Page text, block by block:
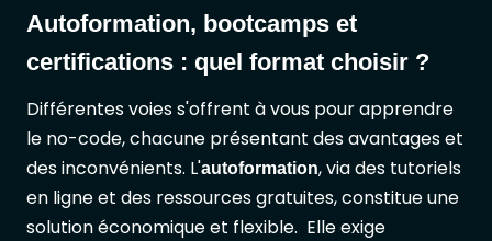
Autoformation, bootcamps et
certifications : quel format choisir ?
Différentes voies s'offrent à vous pour apprendre
le no-code, chacune présentant des avantages et
des inconvénients. L'autoformation, via des tutoriels
en ligne et des ressources gratuites, constitue une
solution économique et flexible. Elle exige